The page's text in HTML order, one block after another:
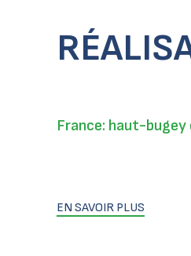
France: haut-
EN SAVOIR PLUS